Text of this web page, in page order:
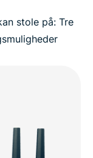
stole på: Tre